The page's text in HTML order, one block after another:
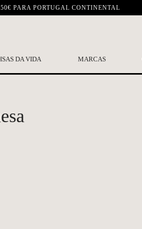
PARA PORTUGAL CONTINENTAL
DA VIDA MARCAS